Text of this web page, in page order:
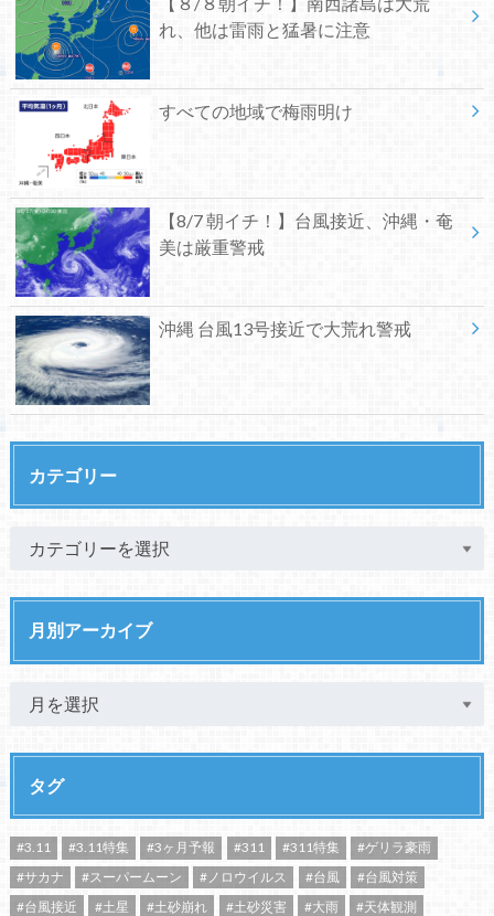
れ、他は雷雨と猛暑に注意
すべての地域で梅雨明け
【8/7 朝イチ！】台風接近、沖縄・奄
美は厳重警戒
沖縄 台風13号接近で大荒れ警戒
カテゴリー
月別アーカイブ
タグ
#3.11 #3.11特集 #3ヶ月予報 #311 #311特集
#ゲリラ豪雨
#サカナ
#スーパームーン #ノロウイルス #台風
#台風対策
#台風接近
#土星 #土砂崩れ #土砂災害 #大雨
#天体観測